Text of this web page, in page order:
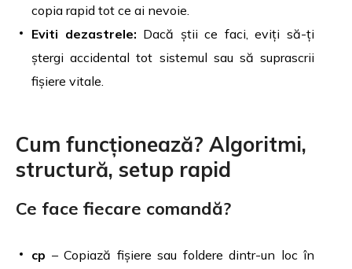
copia rapid tot ce ai nevoie.
Eviti dezastrele: Dacă știi ce faci, eviți să-ți
ștergi accidental tot sistemul sau să suprascrii
fișiere vitale.
Cum funcționează? Algoritmi,
structură, setup rapid
Ce face fiecare comandă?
cp – Copiază fișiere sau foldere dintr-un loc în